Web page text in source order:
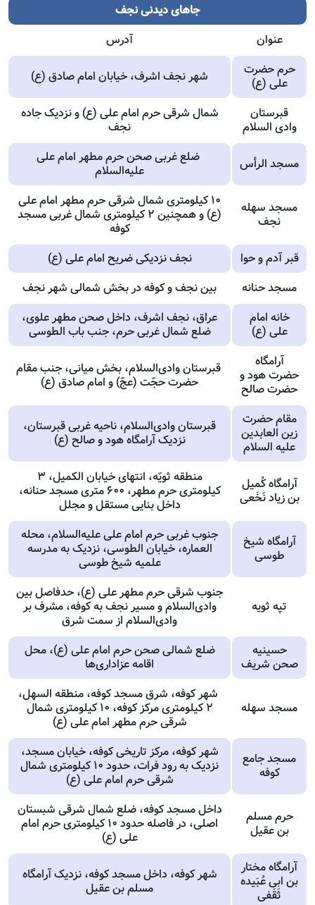
جاهای دیدنی نجف
عنوان
آدرس
حرم حضرت
علی (ع)
شهر نجف اشرف، خیابان امام صادق (ع)
قبرستان
وادی‌ السلام
شمال شرقی حرم امام علی (ع) و نزدیک جاده
نجف
مسجد الرأس
ضلع غربی صحن حرم مطهر امام علی
علیه‌السلام
مسجد سهله
نجف
۱۰ کیلومتری شمال شرقی حرم مطهر امام علی
(ع) و همچنین ۲ کیلومتری شمال غربی مسجد
کوفه
قبر آدم و حوا
نجف نزدیکی ضریح امام علی (ع)
مسجد حنانه
بین نجف و کوفه در بخش شمالی شهر نجف
خانه امام
علی (ع)
عراق، نجف اشرف، داخل صحن مطهر علوی،
ضلع شمال غربی حرم، جنب باب الطوسی
آرامگاه
حضرت هود و
حضرت صالح
قبرستان وادی‌السلام، بخش میانی، جنب مقام
حضرت حجّت (عجّ) و امام صادق (ع)
مقام حضرت
زین‏ العابدین
علیه السلام
قبرستان وادی‌السلام، ناحیه غربی قبرستان،
نزدیک آرامگاه هود و صالح (ع)
آرامگاه كُمیل
بن زیاد نَخَعى‏
منطقه ثویّه، انتهای خیابان الکمیل، ۳
کیلومتری حرم مطهر، ۶۰۰ متری مسجد حنانه،
داخل بنایی مستقل و مجلل
آرامگاه شیخ
طوسی
جنوب غربی حرم امام علی علیه‌السلام، محله
العماره، خیابان الطوسی، نزدیک به مدرسه
علمیه شیخ طوسی
تپه ثویه
جنوب شرقی حرم مطهر علی (ع)، حدفاصل بین
وادی‌السلام و مسیر نجف به کوفه، مشرف بر
وادی‌السلام از سمت شرق
حسینیه
صحن شریف
ضلع شمالی صحن حرم امام علی (ع)، محل
اقامه عزاداری‌ها
مسجد سهله
شهر کوفه، شرق مسجد کوفه، منطقه السهل،
۲ کیلومتری مرکز کوفه، ۱۰ کیلومتری شمال
شرقی حرم مطهر امام علی (ع)
مسجد جامع
كوفه
شهر کوفه، مرکز تاریخی کوفه، خیابان مسجد،
نزدیک به رود فرات، حدود ۱۰ کیلومتری شمال
شرقی حرم امام علی (ع)
حرم مسلم
بن عقیل
داخل مسجد کوفه، ضلع شمال شرقی شبستان
اصلی، در فاصله حدود ۱۰ کیلومتری حرم امام
علی (ع)
آرامگاه مختار
بن ابى عُبَیده
ثَقَفى
شهر کوفه، داخل مسجد کوفه، نزدیک آرامگاه
مسلم بن عقیل